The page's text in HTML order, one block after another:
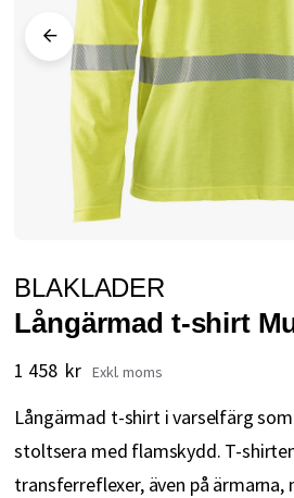
till
början
av
BLAKLADER
Långärmad t-shirt
1 458 kr
Långärmad t-shirt i varselfärg
stoltsera med flamskydd. T-
transferreflexer, även på ärmarna,